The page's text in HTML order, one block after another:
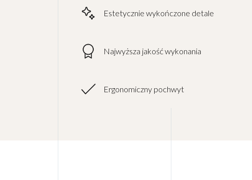
Estetycznie wykończone detale
Najwyższa jakość wykonania
Ergonomiczny pochwyt